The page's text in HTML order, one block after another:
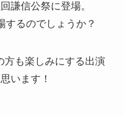
謙信公祭に登場。
するのでしょうか？
方も楽しみにする出演
います！